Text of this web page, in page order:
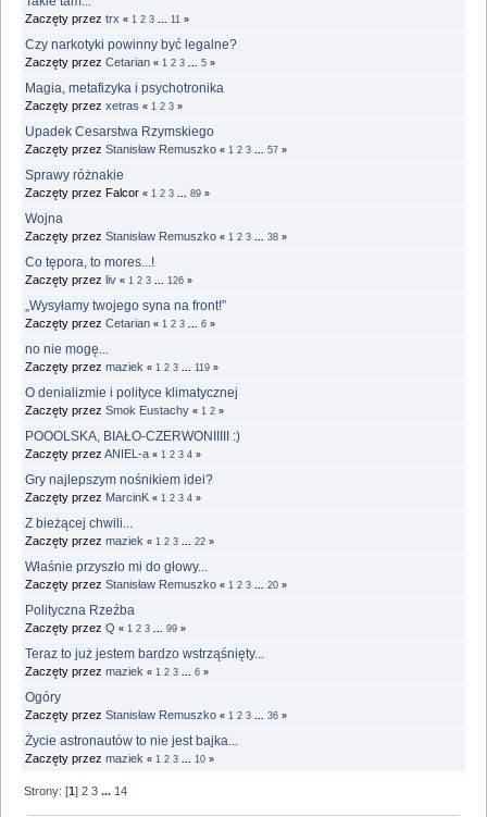
Zaczęty przez trx « 1 2 3 ... 11 »
Czy narkotyki powinny być legalne?
Zaczęty przez Cetarian « 1 2 3 ... 5 »
Magia, metafizyka i psychotronika
Zaczęty przez xetras « 1 2 3 »
Upadek Cesarstwa Rzymskiego
Zaczęty przez Stanisław Remuszko « 1 2 3 ... 57 »
Sprawy różnakie
Zaczęty przez Falcor « 1 2 3 ... 89 »
Wojna
Zaczęty przez Stanisław Remuszko « 1 2 3 ... 38 »
Co tępora, to mores...!
Zaczęty przez liv « 1 2 3 ... 126 »
„Wysyłamy twojego syna na front!”
Zaczęty przez Cetarian « 1 2 3 ... 6 »
no nie mogę...
Zaczęty przez maziek « 1 2 3 ... 119 »
O denializmie i polityce klimatycznej
Zaczęty przez Smok Eustachy « 1 2 »
POOOLSKA, BIAŁO-CZERWONIIIII :)
Zaczęty przez ANIEL-a « 1 2 3 4 »
Gry najlepszym nośnikiem idei?
Zaczęty przez MarcinK « 1 2 3 4 »
Z bieżącej chwili...
Zaczęty przez maziek « 1 2 3 ... 22 »
Właśnie przyszło mi do głowy...
Zaczęty przez Stanisław Remuszko « 1 2 3 ... 20 »
Polityczna Rzeźba
Zaczęty przez Q « 1 2 3 ... 99 »
Teraz to już jestem bardzo wstrząśnięty...
Zaczęty przez maziek « 1 2 3 ... 6 »
Ogóry
Zaczęty przez Stanisław Remuszko « 1 2 3 ... 36 »
Życie astronautów to nie jest bajka...
Zaczęty przez maziek « 1 2 3 ... 10 »
Strony: [1]2 3 ... 14